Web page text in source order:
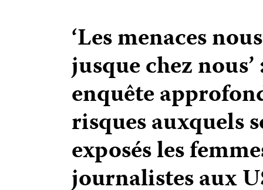
‘Les menaces
jusque chez nous’
enquête
risques auxquels
exposés les
journalistes aux